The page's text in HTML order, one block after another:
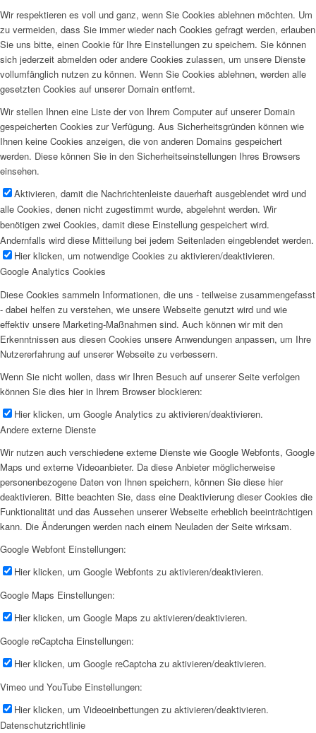
Wir respektieren es voll und ganz, wenn Sie Cookies ablehnen möchten. Um
zu vermeiden, dass Sie immer wieder nach Cookies gefragt werden, erlauben
Sie uns bitte, einen Cookie für Ihre Einstellungen zu speichern. Sie können
sich jederzeit abmelden oder andere Cookies zulassen, um unsere Dienste
vollumfänglich nutzen zu können. Wenn Sie Cookies ablehnen, werden alle
gesetzten Cookies auf unserer Domain entfernt.
Wir stellen Ihnen eine Liste der von Ihrem Computer auf unserer Domain
gespeicherten Cookies zur Verfügung. Aus Sicherheitsgründen können wie
Ihnen keine Cookies anzeigen, die von anderen Domains gespeichert
werden. Diese können Sie in den Sicherheitseinstellungen Ihres Browsers
einsehen.
Aktivieren, damit die Nachrichtenleiste dauerhaft ausgeblendet wird und
alle Cookies, denen nicht zugestimmt wurde, abgelehnt werden. Wir
benötigen zwei Cookies, damit diese Einstellung gespeichert wird.
Andernfalls wird diese Mitteilung bei jedem Seitenladen eingeblendet werden.
Hier klicken, um notwendige Cookies zu aktivieren/deaktivieren.
Google Analytics Cookies
Diese Cookies sammeln Informationen, die uns - teilweise zusammengefasst
- dabei helfen zu verstehen, wie unsere Webseite genutzt wird und wie
effektiv unsere Marketing-Maßnahmen sind. Auch können wir mit den
Erkenntnissen aus diesen Cookies unsere Anwendungen anpassen, um Ihre
Nutzererfahrung auf unserer Webseite zu verbessern.
Wenn Sie nicht wollen, dass wir Ihren Besuch auf unserer Seite verfolgen
können Sie dies hier in Ihrem Browser blockieren:
Hier klicken, um Google Analytics zu aktivieren/deaktivieren.
Andere externe Dienste
Wir nutzen auch verschiedene externe Dienste wie Google Webfonts, Google
Maps und externe Videoanbieter. Da diese Anbieter möglicherweise
personenbezogene Daten von Ihnen speichern, können Sie diese hier
deaktivieren. Bitte beachten Sie, dass eine Deaktivierung dieser Cookies die
Funktionalität und das Aussehen unserer Webseite erheblich beeinträchtigen
kann. Die Änderungen werden nach einem Neuladen der Seite wirksam.
Google Webfont Einstellungen:
Hier klicken, um Google Webfonts zu aktivieren/deaktivieren.
Google Maps Einstellungen:
Hier klicken, um Google Maps zu aktivieren/deaktivieren.
Google reCaptcha Einstellungen:
Hier klicken, um Google reCaptcha zu aktivieren/deaktivieren.
Vimeo und YouTube Einstellungen:
Hier klicken, um Videoeinbettungen zu aktivieren/deaktivieren.
Datenschutzrichtlinie